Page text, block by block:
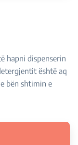
hapni dispenserin
është aq
bën shtimin e